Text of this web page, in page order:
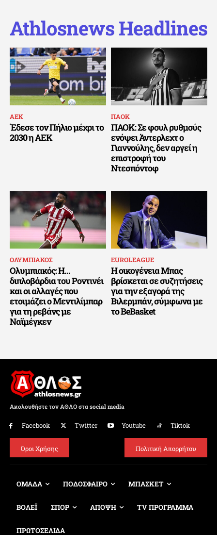
Athlosnews Headlines
ΑΕΚ
Έδεσε τον Πήλιο μέχρι το
2030 η ΑΕΚ
ΠΑΟΚ
ΠΑΟΚ: Σε φουλ ρυθμούς
ενόψει Άντερλεχτ ο
Γιαννούλης, δεν αργεί η
επιστροφή του
Ντεσπόντοφ
ΟΛΥΜΠΙΑΚΟΣ
Ολυμπιακός: Η…
διπλοβάρδια του Ροντινέι
και οι αλλαγές που
ετοιμάζει ο Μεντιλίμπαρ
για τη ρεβάνς με
Ναϊμέγκεν
EUROLEAGUE
Η οικογένεια Μπας
βρίσκεται σε συζητήσεις
για την εξαγορά της
Βιλερμπάν, σύμφωνα με
το BeBasket
Ακολουθήστε τον ΑΘΛΟ στα social media
Facebook Twitter Youtube Tiktok
Όροι Χρήσης Πολιτική Απορρήτου
ΟΜΑΔΑ ΠΟΔΟΣΦΑΙΡΟ ΜΠΑΣΚΕΤ
ΒΟΛΕΪ ΣΠΟΡ ΑΠΟΨΗ TV ΠΡΟΓΡΑΜΜΑ
ΠΡΩΤΟΣΕΛΙΔΑ